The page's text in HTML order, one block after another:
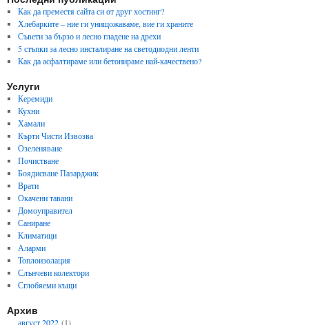
Как да преместя сайта си от друг хостинг?
Хлебарките – ние ги унищожаваме, вие ги храните
Съвети за бързо и лесно гладене на дрехи
5 стъпки за лесно инсталиране на светодиодни ленти
Как да асфалтираме или бетонираме най-качествено?
Услуги
Керемиди
Кухни
Хамали
Кърти Чисти Извозва
Озеленяване
Почистване
Боядисване Пазарджик
Врати
Окачени тавани
Домоуправител
Саниране
Климатици
Аларми
Топлоизолация
Слънчеви колектори
Сглобяеми къщи
Архив
август 2022(1)